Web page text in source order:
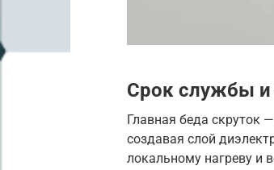
Срок службы
Главная беда скруток
создавая слой
локальному нагреву и